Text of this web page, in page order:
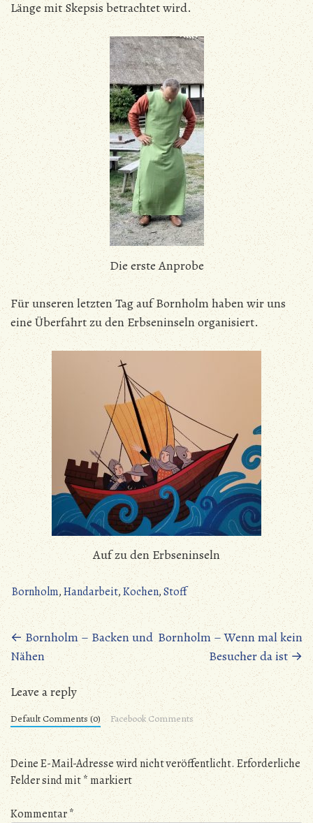
Länge mit Skepsis betrachtet wird.
Die erste Anprobe
Für unseren letzten Tag auf Bornholm haben wir uns
eine Überfahrt zu den Erbseninseln organisiert.
Auf zu den Erbseninseln
Bornholm,Handarbeit,Kochen,Stoff
Beitragsnavigation
←Bornholm – Backen und
Nähen
Bornholm – Wenn mal kein
Besucher da ist→
Leave a reply
Default Comments (0) Facebook Comments
Deine E-Mail-Adresse wird nicht veröffentlicht. Erforderliche
Felder sind mit*markiert
Kommentar*